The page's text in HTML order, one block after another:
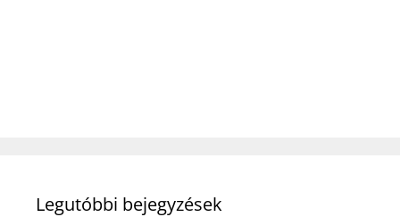
Legutóbbi bejegyzések